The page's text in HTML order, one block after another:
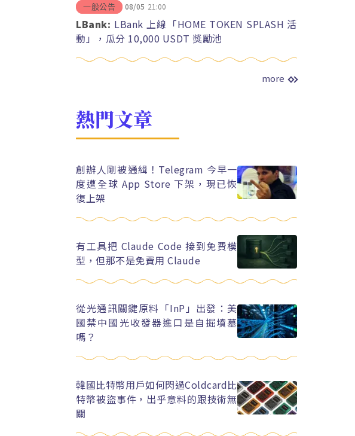
一般公告 08/05 21:00
LBank: LBank 上線「HOME TOKEN SPLASH 活
動」，瓜分 10,000 USDT 獎勵池
more
熱門文章
創辦人剛被通緝！Telegram 今早一
度遭全球 App Store 下架，現已恢
復上架
有工具把 Claude Code 接到免費模
型，但那不是免費用 Claude
從光通訊關鍵原料「InP」出發：美
國禁中國光收發器進口是自掘墳墓
嗎？
韓國比特幣用戶如何閃過Coldcard比
特幣被盜事件，出乎意料的跟技術無
關